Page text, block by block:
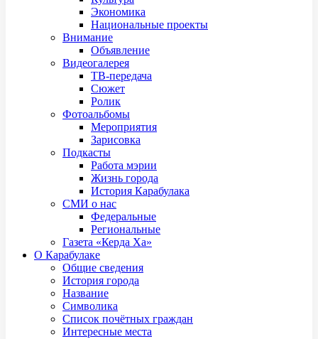
Экономика
Национальные проекты
Внимание
Объявление
Видеогалерея
ТВ-передача
Сюжет
Ролик
Фотоальбомы
Мероприятия
Зарисовка
Подкасты
Работа мэрии
Жизнь города
История Карабулака
СМИ о нас
Федеральные
Региональные
Газета «Керда Ха»
О Карабулаке
Общие сведения
История города
Название
Символика
Список почётных граждан
Интересные места